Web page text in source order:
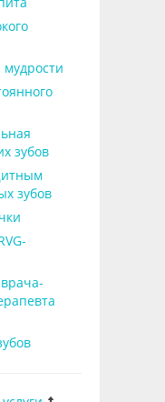
мудрости
зубов
зубов